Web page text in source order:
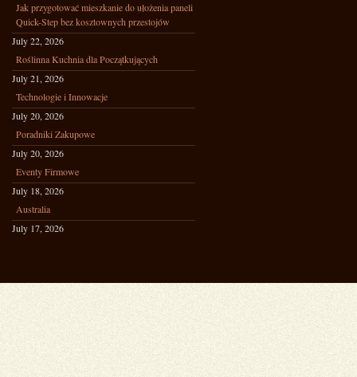
Jak przygotować mieszkanie do ułożenia paneli
Quick-Step bez kosztownych przestojów
July 22, 2026
Roślinna Kuchnia dla Początkujących
July 21, 2026
Technologie i Innowacje
July 20, 2026
Poradniki Zakupowe
July 20, 2026
Eventy Firmowe
July 18, 2026
Australia
July 17, 2026